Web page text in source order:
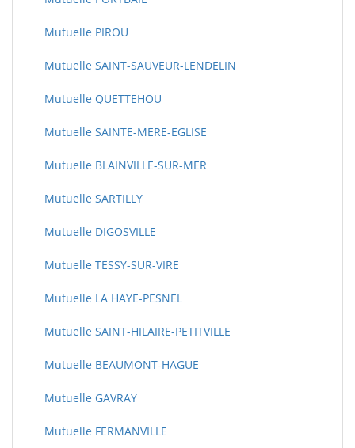
Mutuelle PIROU
Mutuelle SAINT-SAUVEUR-LENDELIN
Mutuelle QUETTEHOU
Mutuelle SAINTE-MERE-EGLISE
Mutuelle BLAINVILLE-SUR-MER
Mutuelle SARTILLY
Mutuelle DIGOSVILLE
Mutuelle TESSY-SUR-VIRE
Mutuelle LA HAYE-PESNEL
Mutuelle SAINT-HILAIRE-PETITVILLE
Mutuelle BEAUMONT-HAGUE
Mutuelle GAVRAY
Mutuelle FERMANVILLE